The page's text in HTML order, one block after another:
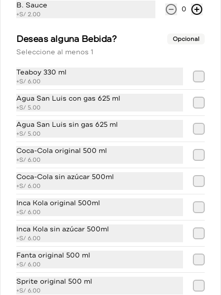
S/ 6.00
S/ 6.00
Conócenos
Cobertura
Términos y condiciones
B. Sauce
+S/ 2.00
0
Deseas alguna Bebida? Opcional
Seleccione al menos 1
Teaboy 330 ml
+S/ 6.00
Agua San Luis con gas 625 ml
+S/ 5.00
Agua San Luis sin gas 625 ml
+S/ 5.00
Coca-Cola original 500 ml
+S/ 6.00
Coca-Cola sin azúcar 500ml
+S/ 6.00
Inca Kola original 500ml
+S/ 6.00
Inca Kola sin azúcar 500ml
+S/ 6.00
Fanta original 500 ml
+S/ 6.00
Sprite original 500 ml
+S/ 6.00